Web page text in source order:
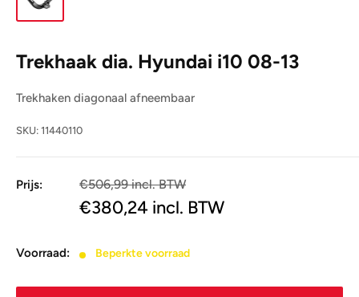
Trekhaak dia. Hyundai i10 08-13
Trekhaken diagonaal afneembaar
SKU: 11440110
Prijs: €506,99 incl. BTW
€380,24 incl. BTW
Voorraad: Beperkte voorraad